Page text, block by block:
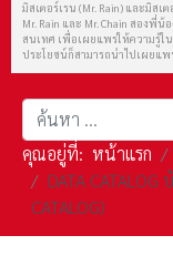
มิสเตอร์เรน (Mr. Rain) และมิสเต
Mr. Rain และ Mr. Chain สองพี่
สนเทศ เพื่อเผยแพร่ให้ความรู้ใ
ประโยชน์ก็สามารถนำไปเผยแ
การค้นหา
คุณอยู่ที่: หน้าแรก
DATA
CATALOG)